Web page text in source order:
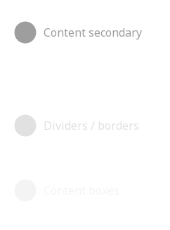
Content secondary
Dividers / borders